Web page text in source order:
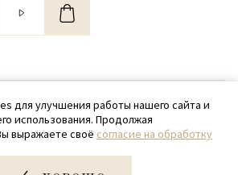
© 2020 - 2026 SamPack
7 (918) 699-97-87
zakaz@sampack.store
для улучшения работы нашего сайта и
использования. Продолжая
выражаете своё согласие на обработку